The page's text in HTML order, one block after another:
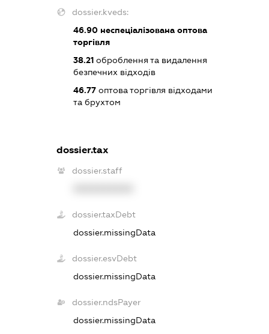
dossier.kveds:
46.90неспеціалізована оптова
торгівля
38.21оброблення та видалення
безпечних відходів
46.77оптова торгівля відходами
та брухтом
dossier.tax
dossier.staff
dossier.taxDebt
dossier.missingData
dossier.esvDebt
dossier.missingData
dossier.ndsPayer
dossier.missingData